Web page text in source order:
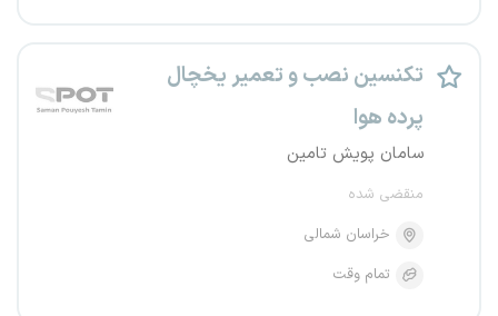
تکنسین نصب و تعمیر یخچال
پرده هوا
سامان پویش تامین
منقضی شده
خراسان شمالی
تمام وقت